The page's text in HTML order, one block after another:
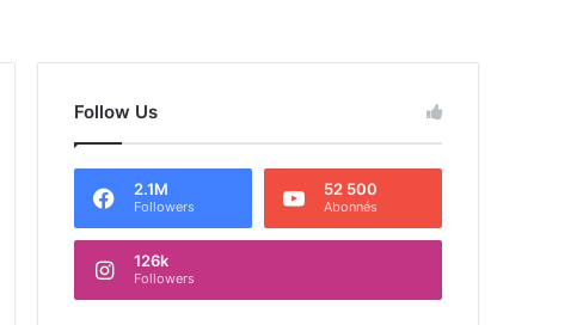
Follow Us
2.1M
Followers
52 500
Abonnés
126k
Followers